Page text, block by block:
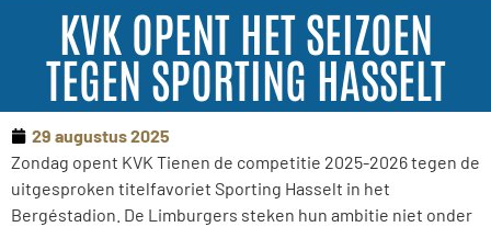
KVK OPENT HET SEIZOEN
TEGEN SPORTING HASSELT
29 augustus 2025
Zondag opent KVK Tienen de competitie 2025-2026 tegen de
uitgesproken titelfavoriet Sporting Hasselt in het
Bergéstadion. De Limburgers steken hun ambitie niet onder